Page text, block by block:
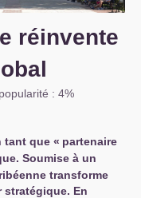
réinvente
popularité : 4%
tant que « partenaire
Soumise à un
transforme
stratégique. En